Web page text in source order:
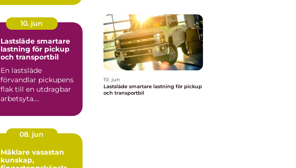
och h...
10. jun
Lastsläde smartare
lastning för pickup
och transportbil
En lastsläde
förvandlar pickupens
flak till en utdragbar
arbetsyta.
på skenor, l...
08. jun
Mäklare vasastan
kunskap,
10. jun
Lastsläde smartare lastning för pickup
och transportbil